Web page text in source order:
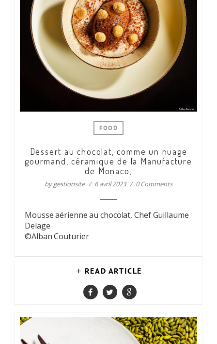
FOOD
Dessert au chocolat, comme un nuage
gourmand, céramique de la Manufacture
de Monaco,
bygestionsite 6 avril 2023 0 Comments
Mousse aérienne au chocolat, Chef Guillaume
Delage
©Alban Couturier
READ ARTICLE